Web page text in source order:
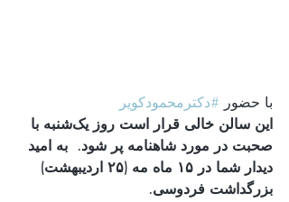
با حضور #دکترمحمودکویر
این سالن خالی قرار است روز یک‌شنبه با
صحبت در مورد شاهنامه پر شود.  به امید
دیدار شما در ۱۵ ماه مه (۲۵ اردیبهشت)
بزرگداشت فردوسی.